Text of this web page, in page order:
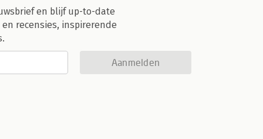
en blijf up-to-date
recensies, inspirerende
Aanmelden